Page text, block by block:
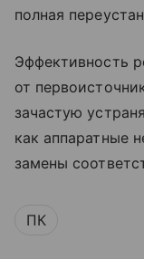
полная
Эффективность
от
зачастую
как аппаратные
замены
ПК